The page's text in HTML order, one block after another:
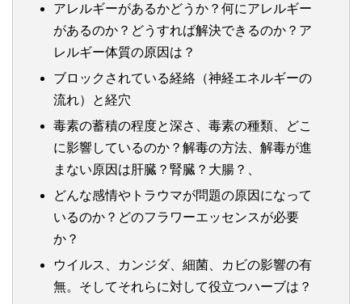
アレルギーがあるかどうか？何にアレルギー
があるのか？どうすれば解決できるのか？ア
レルギー体質の原因は？
ブロックされている経絡（神経エネルギーの
流れ）と経穴
毒素の蓄積の程度と深さ、毒素の種類、どこ
に影響しているのか？解毒の方法、解毒が進
まない原因は肝臓？腎臓？大腸？、
どんな感情やトラウマが問題の原因になって
いるのか？どのフラワーエッセンスが必要
か？
ウイルス、カンジダ、細菌、カビの影響の有
無。そしてそれらに対して役立つハーブは？